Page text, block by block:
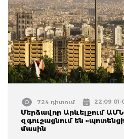
724 դիտում 22:09
Մերձավոր Արևելքում
զգուշացնում են
մասին